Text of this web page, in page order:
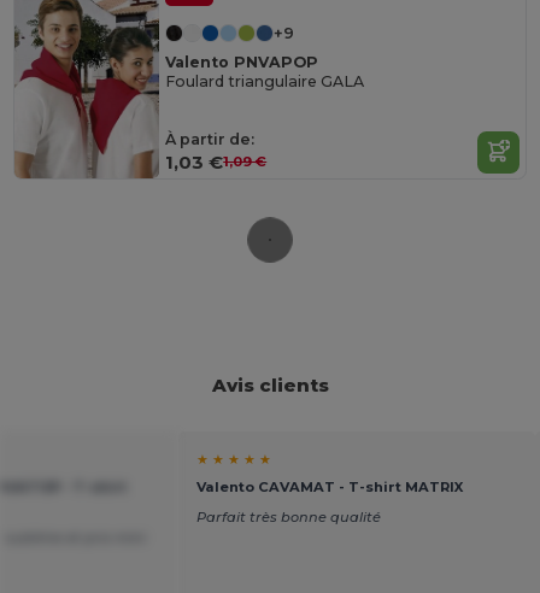
+9
Valento PNVAPOP
Foulard triangulaire GALA
À partir de:
1,03 €1,09 €
Avis clients
★ ★ ★ ★ ★
Valento CAVAMAT - T-shirt MATRIX
Parfait très bonne qualité